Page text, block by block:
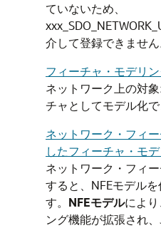
ていないため、
介して登録できません
フィーチャ・モデリ
ネットワーク上の対
チャとしてモデル化で
ネットワーク・フィ
したフィーチャ・モ
ネットワーク・フィ
すると、NFEモデル
す。 NFEモデルによ
ング機能が拡張され